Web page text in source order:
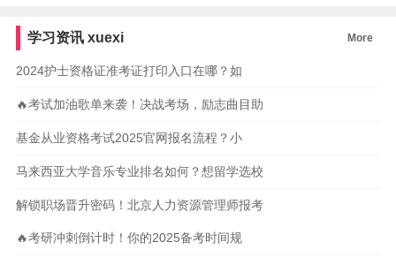
学习资讯 xuexi More
2024护士资格证准考证打印入口在哪？如
🔥考试加油歌单来袭！决战考场，励志曲目助
基金从业资格考试2025官网报名流程？小
马来西亚大学音乐专业排名如何？想留学选校
解锁职场晋升密码！北京人力资源管理师报考
🔥考研冲刺倒计时！你的2025备考时间规